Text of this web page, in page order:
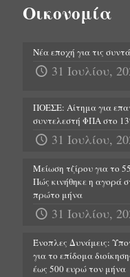
Οικονομία
Νέα εποχή για τις
31 Ιουλίου,
ΠΟΕΣΕ: Αίτημα για
συντελεστή ΦΠΑ στο
31 Ιουλίου,
Μείωση τζίρου για το
Πώς κινήθηκε η αγορά
πρώτο μήνα
31 Ιουλίου,
Ένοπλες Δυνάμεις:
για το επίδομα
έως 500 ευρώ τον μήνα